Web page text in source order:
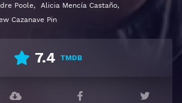
Poole, Alicia Mencía Castaño,
Cazanave Pin
7.4 TMDB